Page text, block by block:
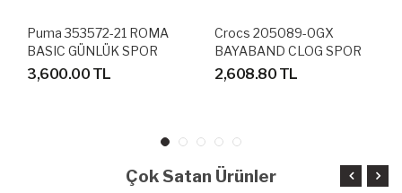
Puma 353572-21 ROMA
BASIC GÜNLÜK SPOR
AYAKKABI
3,600.00 TL
Crocs 205089-0GX
BAYABAND CLOG SPOR
TERLİK SANDALET
2,608.80 TL
Çok Satan Ürünler